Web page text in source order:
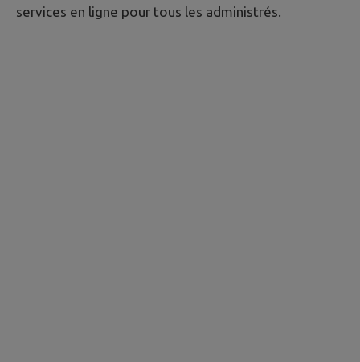
services en ligne pour tous les administrés.